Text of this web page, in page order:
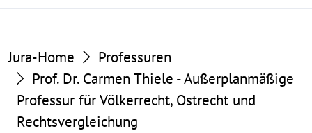
Jura-Home
Professuren
Prof. Dr. Carmen Thiele - Außerplanmäßige
Professur für Völkerrecht, Ostrecht und
Rechtsvergleichung